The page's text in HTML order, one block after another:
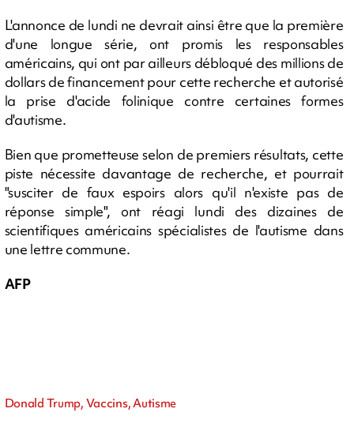
L'annonce de lundi ne devrait ainsi être que la première
d'une longue série, ont promis les responsables
américains, qui ont par ailleurs débloqué des millions de
dollars de financement pour cette recherche et autorisé
la prise d'acide folinique contre certaines formes
d'autisme.
Bien que prometteuse selon de premiers résultats, cette
piste nécessite davantage de recherche, et pourrait
"susciter de faux espoirs alors qu'il n'existe pas de
réponse simple", ont réagi lundi des dizaines de
scientifiques américains spécialistes de l'autisme dans
une lettre commune.
AFP
Donald Trump, Vaccins, Autisme